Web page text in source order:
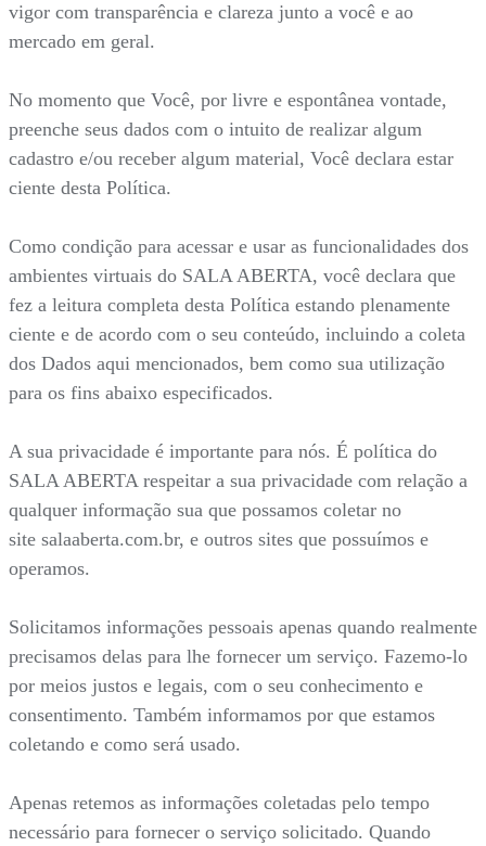
vigor com transparência e clareza junto a você e ao
mercado em geral.
No momento que Você, por livre e espontânea vontade,
preenche seus dados com o intuito de realizar algum
cadastro e/ou receber algum material, Você declara estar
ciente desta Política.
Como condição para acessar e usar as funcionalidades dos
ambientes virtuais do SALA ABERTA, você declara que
fez a leitura completa desta Política estando plenamente
ciente e de acordo com o seu conteúdo, incluindo a coleta
dos Dados aqui mencionados, bem como sua utilização
para os fins abaixo especificados.
A sua privacidade é importante para nós. É política do
SALA ABERTA respeitar a sua privacidade com relação a
qualquer informação sua que possamos coletar no
site salaaberta.com.br, e outros sites que possuímos e
operamos.
Solicitamos informações pessoais apenas quando realmente
precisamos delas para lhe fornecer um serviço. Fazemo-lo
por meios justos e legais, com o seu conhecimento e
consentimento. Também informamos por que estamos
coletando e como será usado.
Apenas retemos as informações coletadas pelo tempo
necessário para fornecer o serviço solicitado. Quando